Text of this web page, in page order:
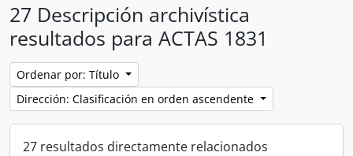
27 Descripción archivística
resultados para ACTAS 1831
Ordenar por: Título
Dirección: Clasificación en orden ascendente
27 resultados directamente relacionados